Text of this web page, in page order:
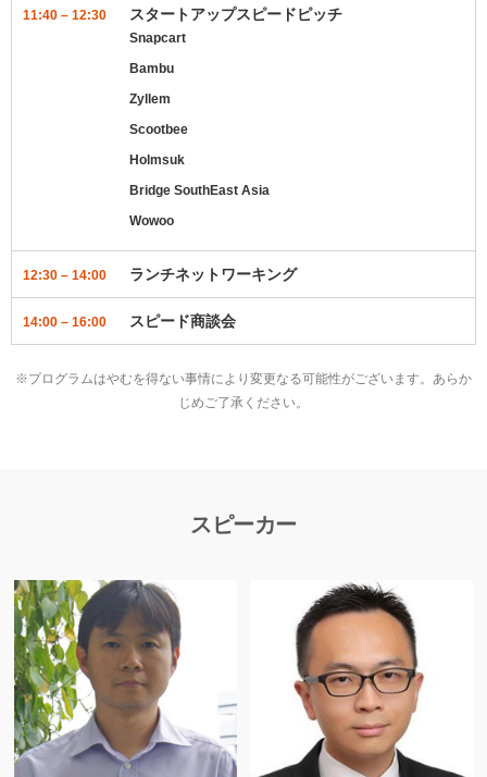
11:40 – 12:30 スタートアップスピードピッチ
Snapcart
Bambu
Zyllem
Scootbee
Holmsuk
Bridge SouthEast Asia
Wowoo
12:30 – 14:00 ランチネットワーキング
14:00 – 16:00 スピード商談会
※プログラムはやむを得ない事情により変更なる可能性がございます。あらか
じめご了承ください。
スピーカー